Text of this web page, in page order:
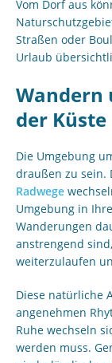
Vom Dorf aus
Straßen oder
Urlaub
Wandern
der Küste
Die Umgebung
draußen zu sein.
Radwege
Umgebung in
Wanderungen
anstrengend
weiterzulaufen
Diese natürliche
angenehmen
Ruhe wechseln
werden muss.